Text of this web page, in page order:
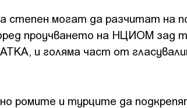
степен могат да разчитат на
проучването на НЦИОМ зад
и голяма част от
ромите и турците да